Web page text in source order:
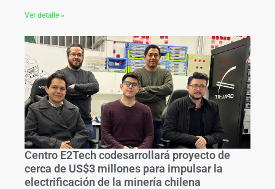
Ver detalle »
Centro E2Tech codesarrollará proyecto de
cerca de US$3 millones para impulsar la
electrificación de la minería chilena